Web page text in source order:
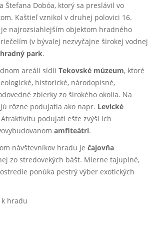
Štefana Dobóa, ktorý sa preslávil vo
Kaštieľ vznikol v druhej polovici 16.
najrozsiahlejším objektom hradného
(v bývalej nezvyčajne širokej vodnej
hradný park.
areáli sídli Tekovské múzeum, ktoré
historické, národopisné,
zbierky zo širokého okolia. Na
rôzne podujatia ako napr. Levické
Atraktivitu podujatí ešte zvýši ich
amfiteátri.
návštevníkov hradu je čajovňa
zo stredovekých bášt. Mierne tajuplné,
ponúka pestrý výber exotických
hradu